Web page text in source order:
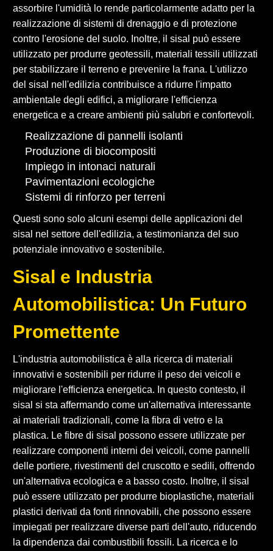
assorbire l'umidità lo rende particolarmente adatto per la
realizzazione di sistemi di drenaggio e di protezione
contro l'erosione del suolo. Inoltre, il sisal può essere
utilizzato per produrre geotessili, materiali tessili utilizzati
per stabilizzare il terreno e prevenire la frana. L'utilizzo
del sisal nell'edilizia contribuisce a ridurre l'impatto
ambientale degli edifici, a migliorare l'efficienza
energetica e a creare ambienti più salubri e confortevoli.
Realizzazione di pannelli isolanti
Produzione di biocompositi
Impiego in intonaci naturali
Pavimentazioni ecologiche
Sistemi di rinforzo per terreni
Questi sono solo alcuni esempi delle applicazioni del
sisal nel settore dell'edilizia, a testimonianza del suo
potenziale innovativo e sostenibile.
Sisal e Industria
Automobilistica: Un Futuro
Promettente
L'industria automobilistica è alla ricerca di materiali
innovativi e sostenibili per ridurre il peso dei veicoli e
migliorare l'efficienza energetica. In questo contesto, il
sisal si sta affermando come un'alternativa interessante
ai materiali tradizionali, come la fibra di vetro e la
plastica. Le fibre di sisal possono essere utilizzate per
realizzare componenti interni dei veicoli, come pannelli
delle portiere, rivestimenti del cruscotto e sedili, offrendo
un'alternativa ecologica e a basso costo. Inoltre, il sisal
può essere utilizzato per produrre bioplastiche, materiali
plastici derivati da fonti rinnovabili, che possono essere
impiegati per realizzare diverse parti dell'auto, riducendo
la dipendenza dai combustibili fossili. La ricerca e lo